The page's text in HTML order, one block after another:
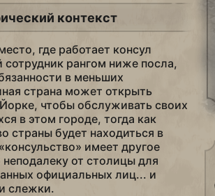
контекст
где работает консул
рангом ниже посла,
в меньших
страна может открыть
чтобы обслуживать своих
в этом городе, тогда как
страны будет находиться в
имеет другое
неподалеку от столицы для
официальных лиц... и
слежки.